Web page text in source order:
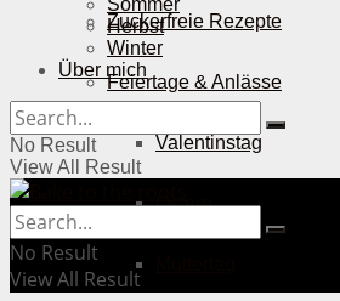
Zuckerfreie Rezepte
Feiertage & Anlässe
Valentinstag
Ostern
Sommer
Herbst
Winter
Über mich
No Result
View All Result
No Result
View All Result